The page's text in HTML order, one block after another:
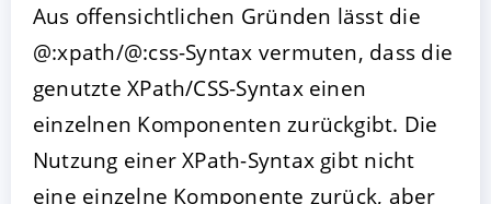
Aus offensichtlichen Gründen lässt die
@:xpath/@:css-Syntax vermuten, dass die
genutzte XPath/CSS-Syntax einen
einzelnen Komponenten zurückgibt. Die
Nutzung einer XPath-Syntax gibt nicht
eine einzelne Komponente zurück, aber